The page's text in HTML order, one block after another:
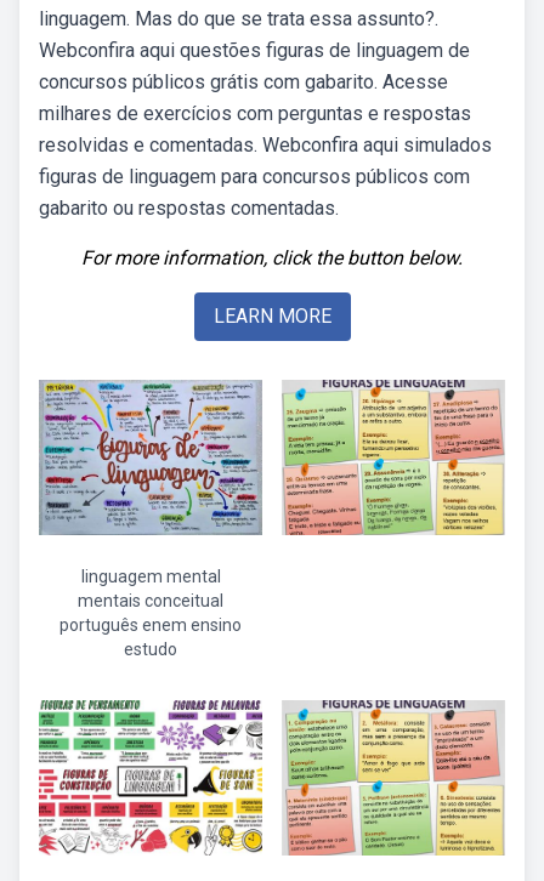
linguagem. Mas do que se trata essa assunto?.
Webconfira aqui questões figuras de linguagem de
concursos públicos grátis com gabarito. Acesse
milhares de exercícios com perguntas e respostas
resolvidas e comentadas. Webconfira aqui simulados
figuras de linguagem para concursos públicos com
gabarito ou respostas comentadas.
For more information, click the button below.
LEARN MORE
linguagem mental
mentais conceitual
português enem ensino
estudo